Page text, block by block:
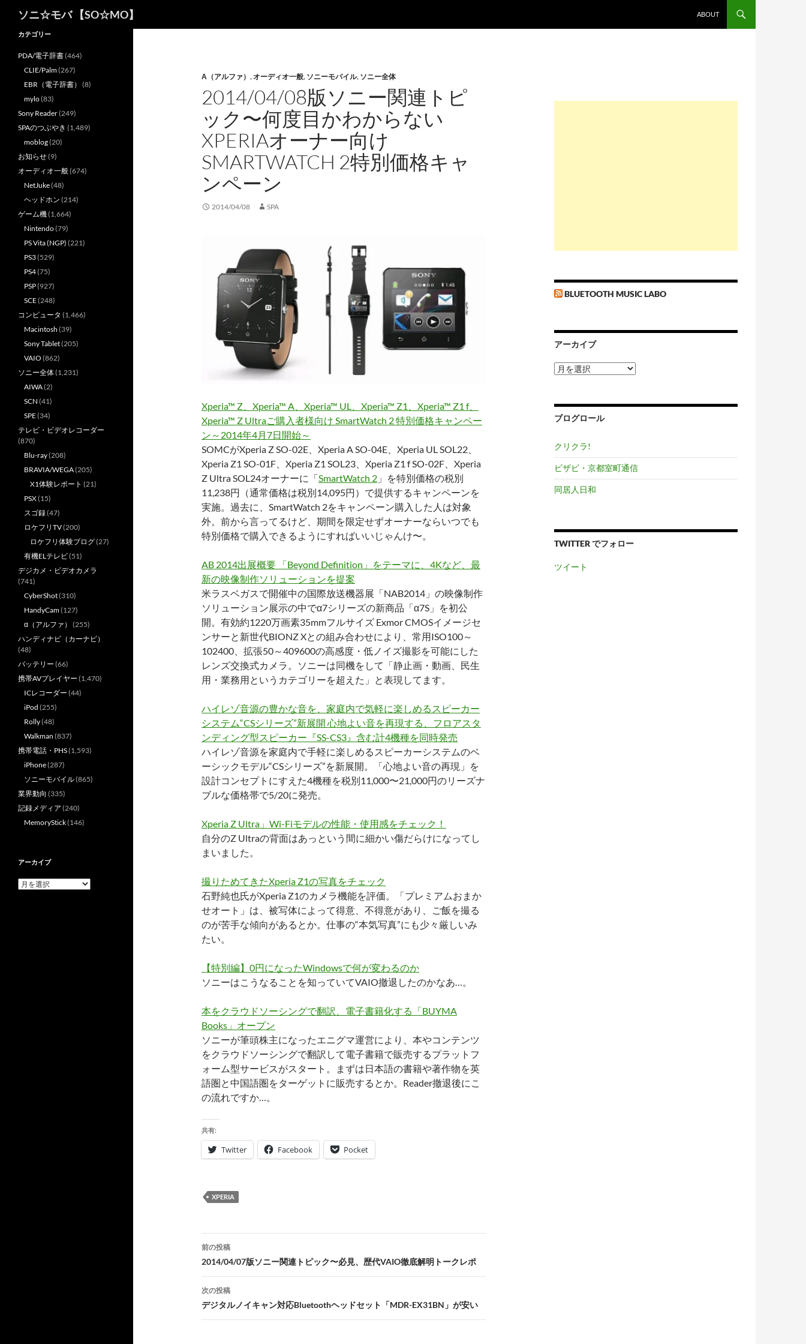
ソニ☆モバ 【SO☆MO】
ABOUT
Α（アルファ） ,オーディオ一般, ソニーモバイル, ソニー全体
2014/04/08版ソニー関連トピ
ック〜何度目かわからない
XPERIAオーナー向け
SMARTWATCH 2特別価格キャ
ンペーン
2014/04/08 SPA
Xperia™ Z、Xperia™ A、Xperia™ UL、Xperia™ Z1、Xperia™ Z1 f、
Xperia™ Z Ultraご購入者様向け SmartWatch 2 特別価格キャンペー
ン～2014年4月7日開始～
SOMCがXperia Z SO-02E、Xperia A SO-04E、Xperia UL SOL22、
Xperia Z1 SO-01F、Xperia Z1 SOL23、Xperia Z1 f SO-02F、Xperia
Z Ultra SOL24オーナーに「SmartWatch 2 」を特別価格の税別
11,238円（通常価格は税別14,095円）で提供するキャンペーンを
実施。過去に、SmartWatch 2をキャンペーン購入した人は対象
外。前から言ってるけど、期間を限定せずオーナーならいつでも
特別価格で購入できるようにすればいいじゃんけ〜。
AB 2014出展概要 「Beyond Definition」をテーマに、4Kなど、最
新の映像制作ソリューションを提案
米ラスベガスで開催中の国際放送機器展「NAB2014」の映像制作
ソリューション展示の中でα7シリーズの新商品「α7S」を初公
開。有効約1220万画素35mmフルサイズ Exmor CMOSイメージセ
ンサーと新世代BIONZ Xとの組み合わせにより、常用ISO100～
102400、拡張50～409600の高感度・低ノイズ撮影を可能にした
レンズ交換式カメラ。ソニーは同機をして「静止画・動画、民生
用・業務用というカテゴリーを超えた」と表現してます。
ハイレゾ音源の豊かな音を、家庭内で気軽に楽しめるスピーカー
システム“CSシリーズ”新展開 心地よい音を再現する、フロアスタ
ンディング型スピーカー『SS-CS3』含む計4機種を同時発売
ハイレゾ音源を家庭内で手軽に楽しめるスピーカーシステムのベ
ーシックモデル“CSシリーズ”を新展開。「心地よい音の再現」を
設計コンセプトにすえた4機種を税別11,000〜21,000円のリーズナ
ブルな価格帯で5/20に発売。
Xperia Z Ultra」Wi-Fiモデルの性能・使用感をチェック！
自分のZ Ultraの背面はあっという間に細かい傷だらけになってし
まいました。
撮りためてきたXperia Z1の写真をチェック
石野純也氏がXperia Z1のカメラ機能を評価。「プレミアムおまか
せオート」は、被写体によって得意、不得意があり、ご飯を撮る
のが苦手な傾向があるとか。仕事の“本気写真”にも少々厳しいみ
たい。
【特別編】0円になったWindowsで何が変わるのか
ソニーはこうなることを知っていてVAIO撤退したのかなあ…。
本をクラウドソーシングで翻訳、電子書籍化する「BUYMA
Books」オープン
ソニーが筆頭株主になったエニグマ運営により、本やコンテンツ
をクラウドソーシングで翻訳して電子書籍で販売するプラットフ
ォーム型サービスがスタート。まずは日本語の書籍や著作物を英
語圏と中国語圏をターゲットに販売するとか。Reader撤退後にこ
の流れですか…。
共有:
Twitter Facebook Pocket
XPERIA
投
稿
ナ
ビ
前の投稿
2014/04/07版ソニー関連トピック〜必見、歴代VAIO徹底解明トークレポ
次の投稿
デジタルノイキャン対応Bluetoothヘッドセット「MDR-EX31BN」が安い
BLUETOOTH MUSIC LABO
アーカイブ
ア
ー
ブ
ブログロール
クリクラ!
ビザビ・京都室町通信
同居人日和
TWITTER でフォロー
ツイート
カテゴリー
PDA/電子辞書(464)
CLIE/Palm(267)
EBR（電子辞書） (8)
mylo(83)
Sony Reader(249)
SPAのつぶやき (1,489)
moblog(20)
お知らせ(9)
オーディオ一般(674)
NetJuke(48)
ヘッドホン (214)
ゲーム機(1,664)
Nintendo(79)
PS Vita (NGP) (221)
PS3(529)
PS4(75)
PSP(927)
SCE(248)
コンピュータ (1,466)
Macintosh (39)
Sony Tablet(205)
VAIO (862)
ソニー全体(1,231)
AIWA(2)
SCN (41)
SPE(34)
テレビ・ビデオレコーダー
(870)
Blu-ray(208)
BRAVIA/WEGA(205)
X1体験レポート (21)
PSX(15)
スゴ録(47)
ロケフリTV(200)
ロケフリ体験ブログ(27)
有機ELテレビ(51)
デジカメ・ビデオカメラ
(741)
CyberShot(310)
HandyCam(127)
α（アルファ） (255)
ハンディナビ（カーナビ）
(48)
バッテリー (66)
携帯AVプレイヤー (1,470)
ICレコーダー (44)
iPod (255)
Rolly(48)
Walkman (837)
携帯電話・PHS(1,593)
iPhone(287)
ソニーモバイル(865)
業界動向 (335)
記録メディア (240)
MemoryStick(146)
アーカイブ
ア